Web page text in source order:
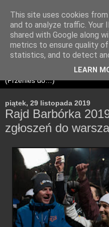
piątek, 29 listopada 2019
Rajd Barbórka
zgłoszeń do
This site uses cookies
and to analyze traffic. Your
shared with Google along
metrics to ensure quality
statistics, and to detect
LEARN